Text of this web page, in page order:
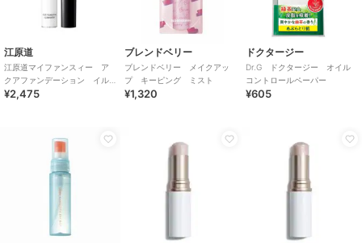
江原道
江原道マイファンスィー ア
クアファンデーション イル
ミネーターIL00（ホワイト）
¥2,475
ブレンドベリー
ブレンドベリー メイクアッ
プ キーピング ミスト
¥1,320
ドクタージー
Dr.G ドクタージー オイル
コントロールペーパー
¥605